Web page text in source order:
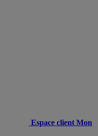
Espace client Mon